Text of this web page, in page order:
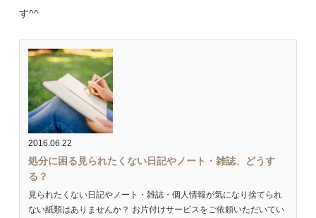
す^^
2016.06.22
処分に困る見られたくない日記やノート・雑誌、どうす
る？
見られたくない日記やノート・雑誌・個人情報が気になり捨てられ
ない紙類はありませんか？ お片付けサービスをご依頼いただいてい